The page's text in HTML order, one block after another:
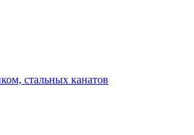
стальных канатов